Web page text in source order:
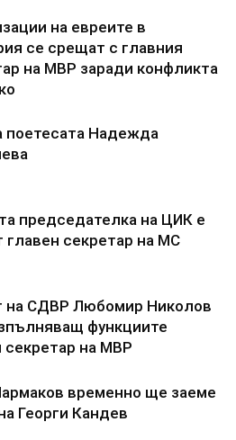
на евреите в
се срещат с главния
на МВР заради конфликта
поетесата Надежда
председателка на ЦИК е
главен секретар на МС
СДВР Любомир Николов
функциите
секретар на МВР
временно ще заеме
Георги Кандев